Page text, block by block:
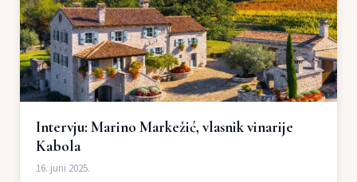
Intervju: Marino Markežić, vlasnik vinarije
Kabola
16. juni 2025.